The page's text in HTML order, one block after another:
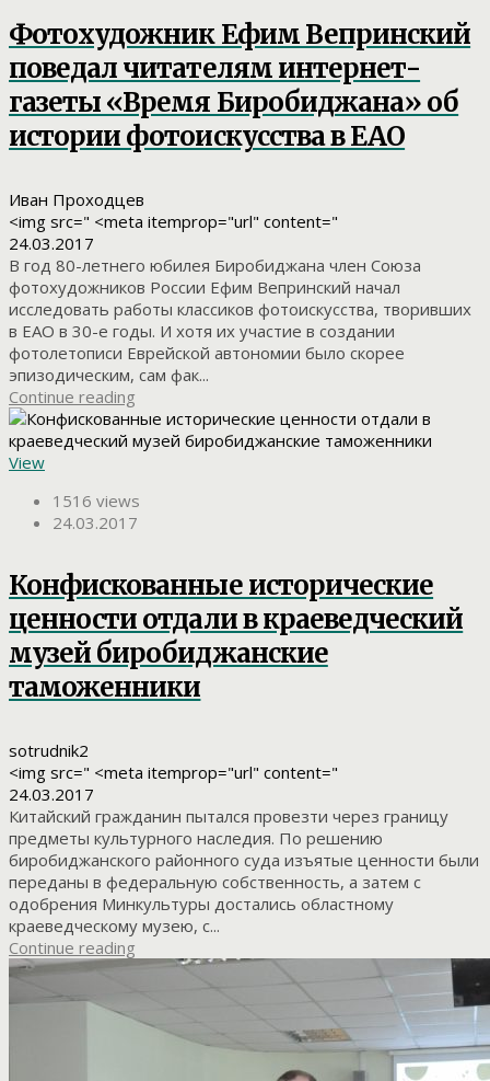
Фотохудожник Ефим Вепринский
поведал читателям интернет-
газеты «Время Биробиджана» об
истории фотоискусства в ЕАО
Иван Проходцев
<img src=" <meta itemprop="url" content="
24.03.2017
В год 80-летнего юбилея Биробиджана член Союза
фотохудожников России Ефим Вепринский начал
исследовать работы классиков фотоискусства, творивших
в ЕАО в 30-е годы. И хотя их участие в создании
фотолетописи Еврейской автономии было скорее
эпизодическим, сам фак...
Continue reading
View
1516 views
24.03.2017
Конфискованные исторические
ценности отдали в краеведческий
музей биробиджанские
таможенники
sotrudnik2
<img src=" <meta itemprop="url" content="
24.03.2017
Китайский гражданин пытался провезти через границу
предметы культурного наследия. По решению
биробиджанского районного суда изъятые ценности были
переданы в федеральную собственность, а затем с
одобрения Минкультуры достались областному
краеведческому музею, с...
Continue reading